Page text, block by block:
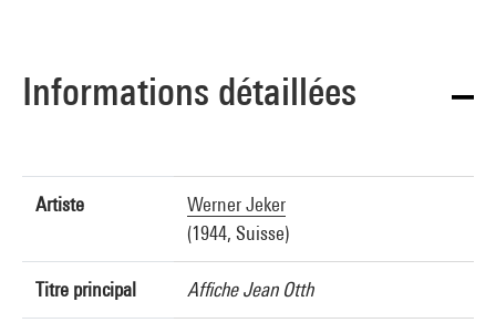
Informations détaillées
Artiste
Werner Jeker
(1944, Suisse)
Titre principal Affiche Jean Otth